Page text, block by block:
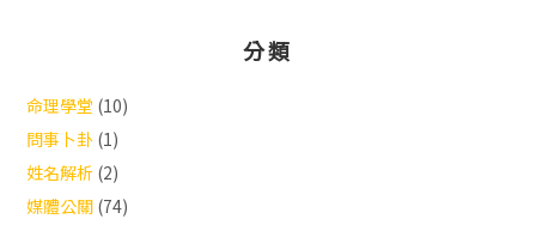
分類
命理學堂 (10)
問事卜卦 (1)
姓名解析 (2)
媒體公關 (74)